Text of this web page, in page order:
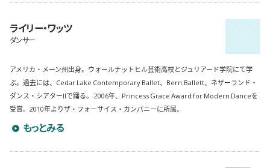
ライリー・ワッツ
ダンサー
アメリカ・メーン州出身。ウォールナットヒル芸術高校とジュリアード学院にて学
ぶ。過去には、Cedar Lake Contemporary Ballet、Bern:Ballett、ネザーランド・
ダンス・シアターIIで踊る。 2006年、Princess Grace Award for Modern Danceを
受賞。2010年よりザ・フォーサイス・カンパニーに所属。
ライリー・ワッツのプロフィールを詳しく見る
もっとみる